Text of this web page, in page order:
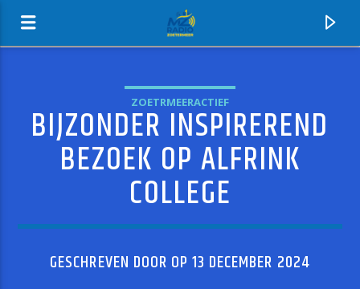
MZ-RADIO
ZOETRMEERACTIEF
BIJZONDER INSPIREREND
BEZOEK OP ALFRINK
COLLEGE
GESCHREVEN DOOR OP 13 DECEMBER 2024